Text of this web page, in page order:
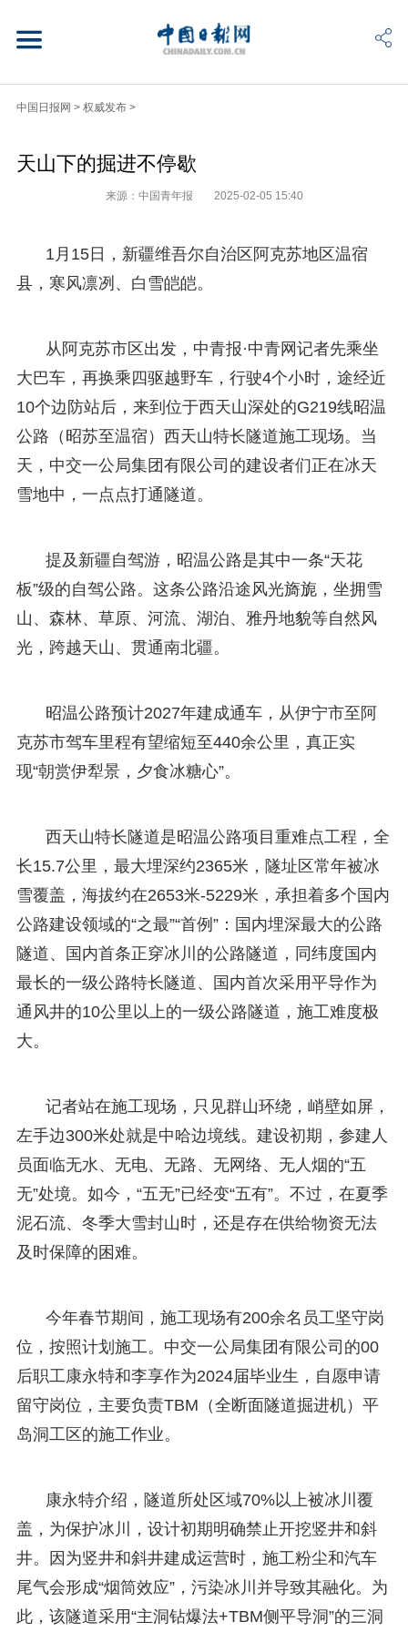
中国日报网 > 权威发布>
天山下的掘进不停歇
来源：中国青年报 2025-02-05 15:40
1月15日，新疆维吾尔自治区阿克苏地区温宿
县，寒风凛冽、白雪皑皑。
从阿克苏市区出发，中青报·中青网记者先乘坐
大巴车，再换乘四驱越野车，行驶4个小时，途经近
10个边防站后，来到位于西天山深处的G219线昭温
公路（昭苏至温宿）西天山特长隧道施工现场。当
天，中交一公局集团有限公司的建设者们正在冰天
雪地中，一点点打通隧道。
提及新疆自驾游，昭温公路是其中一条“天花
板”级的自驾公路。这条公路沿途风光旖旎，坐拥雪
山、森林、草原、河流、湖泊、雅丹地貌等自然风
光，跨越天山、贯通南北疆。
昭温公路预计2027年建成通车，从伊宁市至阿
克苏市驾车里程有望缩短至440余公里，真正实
现“朝赏伊犁景，夕食冰糖心”。
西天山特长隧道是昭温公路项目重难点工程，全
长15.7公里，最大埋深约2365米，隧址区常年被冰
雪覆盖，海拔约在2653米-5229米，承担着多个国内
公路建设领域的“之最”“首例”：国内埋深最大的公路
隧道、国内首条正穿冰川的公路隧道，同纬度国内
最长的一级公路特长隧道、国内首次采用平导作为
通风井的10公里以上的一级公路隧道，施工难度极
大。
记者站在施工现场，只见群山环绕，峭壁如屏，
左手边300米处就是中哈边境线。建设初期，参建人
员面临无水、无电、无路、无网络、无人烟的“五
无”处境。如今，“五无”已经变“五有”。不过，在夏季
泥石流、冬季大雪封山时，还是存在供给物资无法
及时保障的困难。
今年春节期间，施工现场有200余名员工坚守岗
位，按照计划施工。中交一公局集团有限公司的00
后职工康永特和李享作为2024届毕业生，自愿申请
留守岗位，主要负责TBM（全断面隧道掘进机）平
岛洞工区的施工作业。
康永特介绍，隧道所处区域70%以上被冰川覆
盖，为保护冰川，设计初期明确禁止开挖竖井和斜
井。因为竖井和斜井建成运营时，施工粉尘和汽车
尾气会形成“烟筒效应”，污染冰川并导致其融化。为
此，该隧道采用“主洞钻爆法+TBM侧平导洞”的三洞